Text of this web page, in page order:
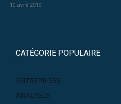
10 avril 2019
CATÉGORIE POPULAIRE
ENTREPRISES
ANALYSES